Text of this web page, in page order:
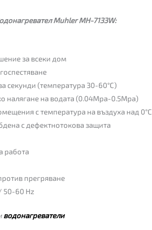
Muhler MH-7133W:
за всеки дом
секунди (температура 30-60°C)
налягане на водата (0.04Mpa-0.5Mpa)
с температура на въздуха над 0°C
с дефектнотокова защита
работа
прегряване
50-60 Hz
водонагреватели